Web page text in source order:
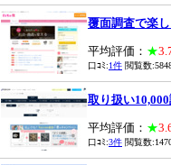
覆面調査で楽
平均評価： ★
口ｺﾐ:1件 閲覧数
取り扱い
平均評価： ★
口ｺﾐ:3件 閲覧数